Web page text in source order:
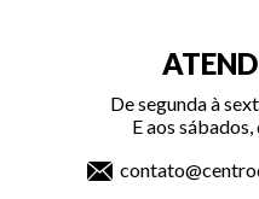
De segunda à
E aos